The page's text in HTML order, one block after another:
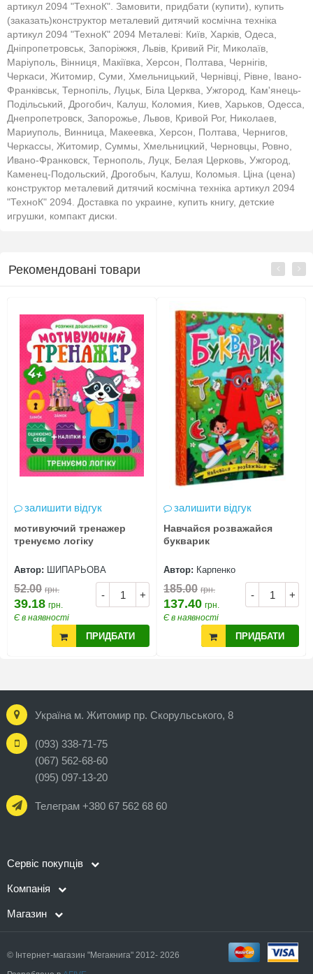
артикул 2094 "ТехноК". Замовити, придбати (купити), купить
(заказать)конструктор металевий дитячий космічна техніка
артикул 2094 "ТехноК" 2094 Металеві: Київ, Харків, Одеса,
Дніпропетровськ, Запоріжжя, Львів, Кривий Ріг, Миколаїв,
Маріуполь, Вінниця, Макіївка, Херсон, Полтава, Чернігів,
Черкаси, Житомир, Суми, Хмельницький, Чернівці, Рівне, Івано-
Франківськ, Тернопіль, Луцьк, Біла Церква, Ужгород, Кам'янець-
Подільський, Дрогобич, Калуш, Коломия, Киев, Харьков, Одесса,
Днепропетровск, Запорожье, Львов, Кривой Рог, Николаев,
Мариуполь, Винница, Макеевка, Херсон, Полтава, Чернигов,
Черкассы, Житомир, Суммы, Хмельницкий, Черновцы, Ровно,
Ивано-Франковск, Тернополь, Луцк, Белая Церковь, Ужгород,
Каменец-Подольский, Дрогобыч, Калуш, Коломыя. Ціна (цена)
конструктор металевий дитячий космічна техніка артикул 2094
"ТехноК" 2094. Доставка по украине, купить книгу, детские
игрушки, компакт диски.
Рекомендовані товари
залишити відгук
мотивуючий тренажер
тренуємо логіку
Автор: ШИПАРЬОВА
- +
52.00 грн.
39.18 грн.
Є в наявності
ПРИДБАТИ
залишити відгук
Навчайся розважайся
букварик
Автор: Карпенко
- +
185.00 грн.
137.40 грн.
Є в наявності
ПРИДБАТИ
Україна м. Житомир пр. Скорульського, 8
(093) 338-71-75
(067) 562-68-60
(095) 097-13-20
Телеграм +380 67 562 68 60
Сервіс покупців
Компанія
Магазин
© Інтернет-магазин "Мегакнига" 2012- 2026